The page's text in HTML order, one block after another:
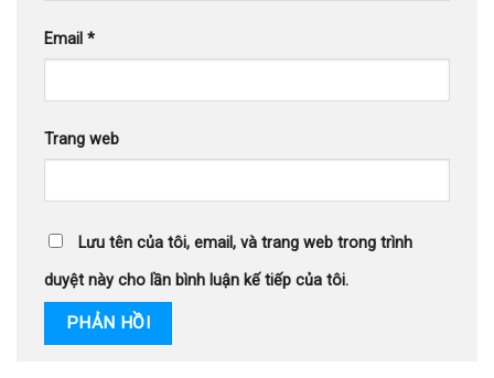
Email *
Trang web
Lưu tên của tôi, email, và trang web trong trình
duyệt này cho lần bình luận kế tiếp của tôi.